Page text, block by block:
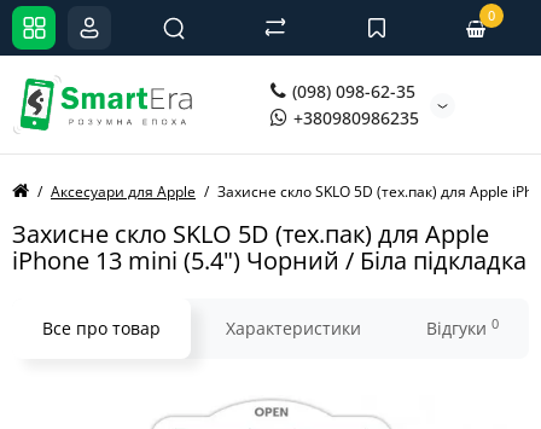
(098) 098-62-35
+380980986235
0
Аксесуари для Apple Захисне скло SKLO 5D (тех.пак) для Apple
Захисне скло SKLO 5D (тех.пак) для Apple
iPhone 13 mini (5.4") Чорний / Біла підкладка
Все про товар Характеристики Відгуки 0